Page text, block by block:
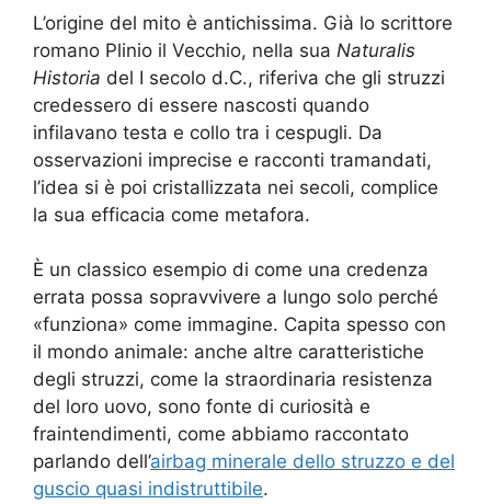
L’origine del mito è antichissima. Già lo scrittore
romano Plinio il Vecchio, nella sua Naturalis
Historia del I secolo d.C., riferiva che gli struzzi
credessero di essere nascosti quando
infilavano testa e collo tra i cespugli. Da
osservazioni imprecise e racconti tramandati,
l’idea si è poi cristallizzata nei secoli, complice
la sua efficacia come metafora.
È un classico esempio di come una credenza
errata possa sopravvivere a lungo solo perché
«funziona» come immagine. Capita spesso con
il mondo animale: anche altre caratteristiche
degli struzzi, come la straordinaria resistenza
del loro uovo, sono fonte di curiosità e
fraintendimenti, come abbiamo raccontato
parlando dell’airbag minerale dello struzzo e del
guscio quasi indistruttibile.